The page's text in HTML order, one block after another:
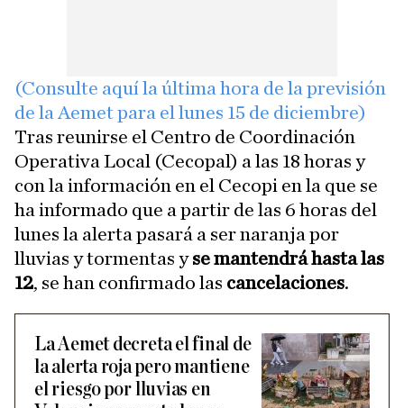
(Consulte aquí la última hora de la previsión
de la Aemet para el lunes 15 de diciembre)
Tras reunirse el Centro de Coordinación
Operativa Local (Cecopal) a las 18 horas y
con la información en el Cecopi en la que se
ha informado que a partir de las 6 horas del
lunes la alerta pasará a ser naranja por
lluvias y tormentas yse mantendrá hasta las
12, se han confirmado las cancelaciones.
La Aemet decreta el final de
la alerta roja pero mantiene
el riesgo por lluvias en